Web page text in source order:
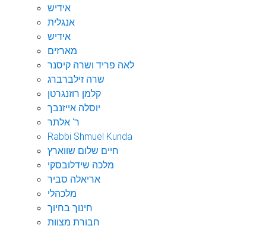
אידיש
אנגלית
אידיש
מארזים
לאה פריד ושרה קיסנר
שרה זילברברג
קלמן רוזנגרטן
יוסלה אייזנבך
ר' אלתר
Rabbi Shmuel Kunda
חיים שלום שווארץ
מלכה שידלובסקי
אריאלה סביר
מלכהלי
חינוך בחיוך
חבורת מצוות